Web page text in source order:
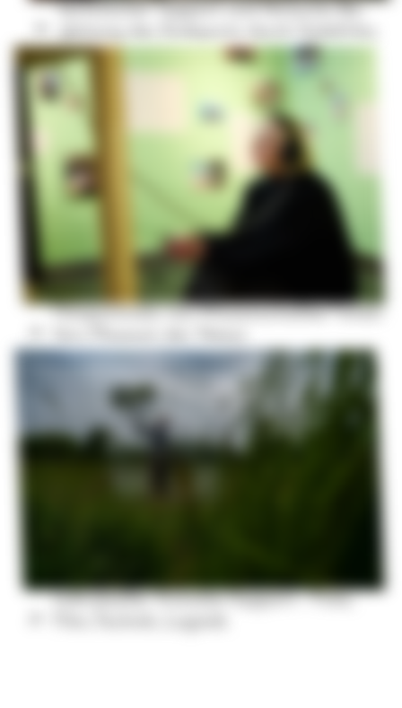
technischer Support und filmische Be­
gleitung des Endspurts durch Süd­afrika
Filmportraits von Wissen­schaftler*innen
individueller Künstler-Support - Foto,